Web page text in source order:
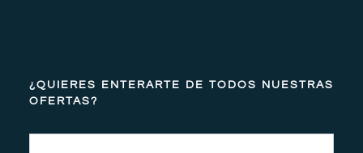
¿QUIERES ENTERARTE DE TODOS NUESTRAS
OFERTAS?